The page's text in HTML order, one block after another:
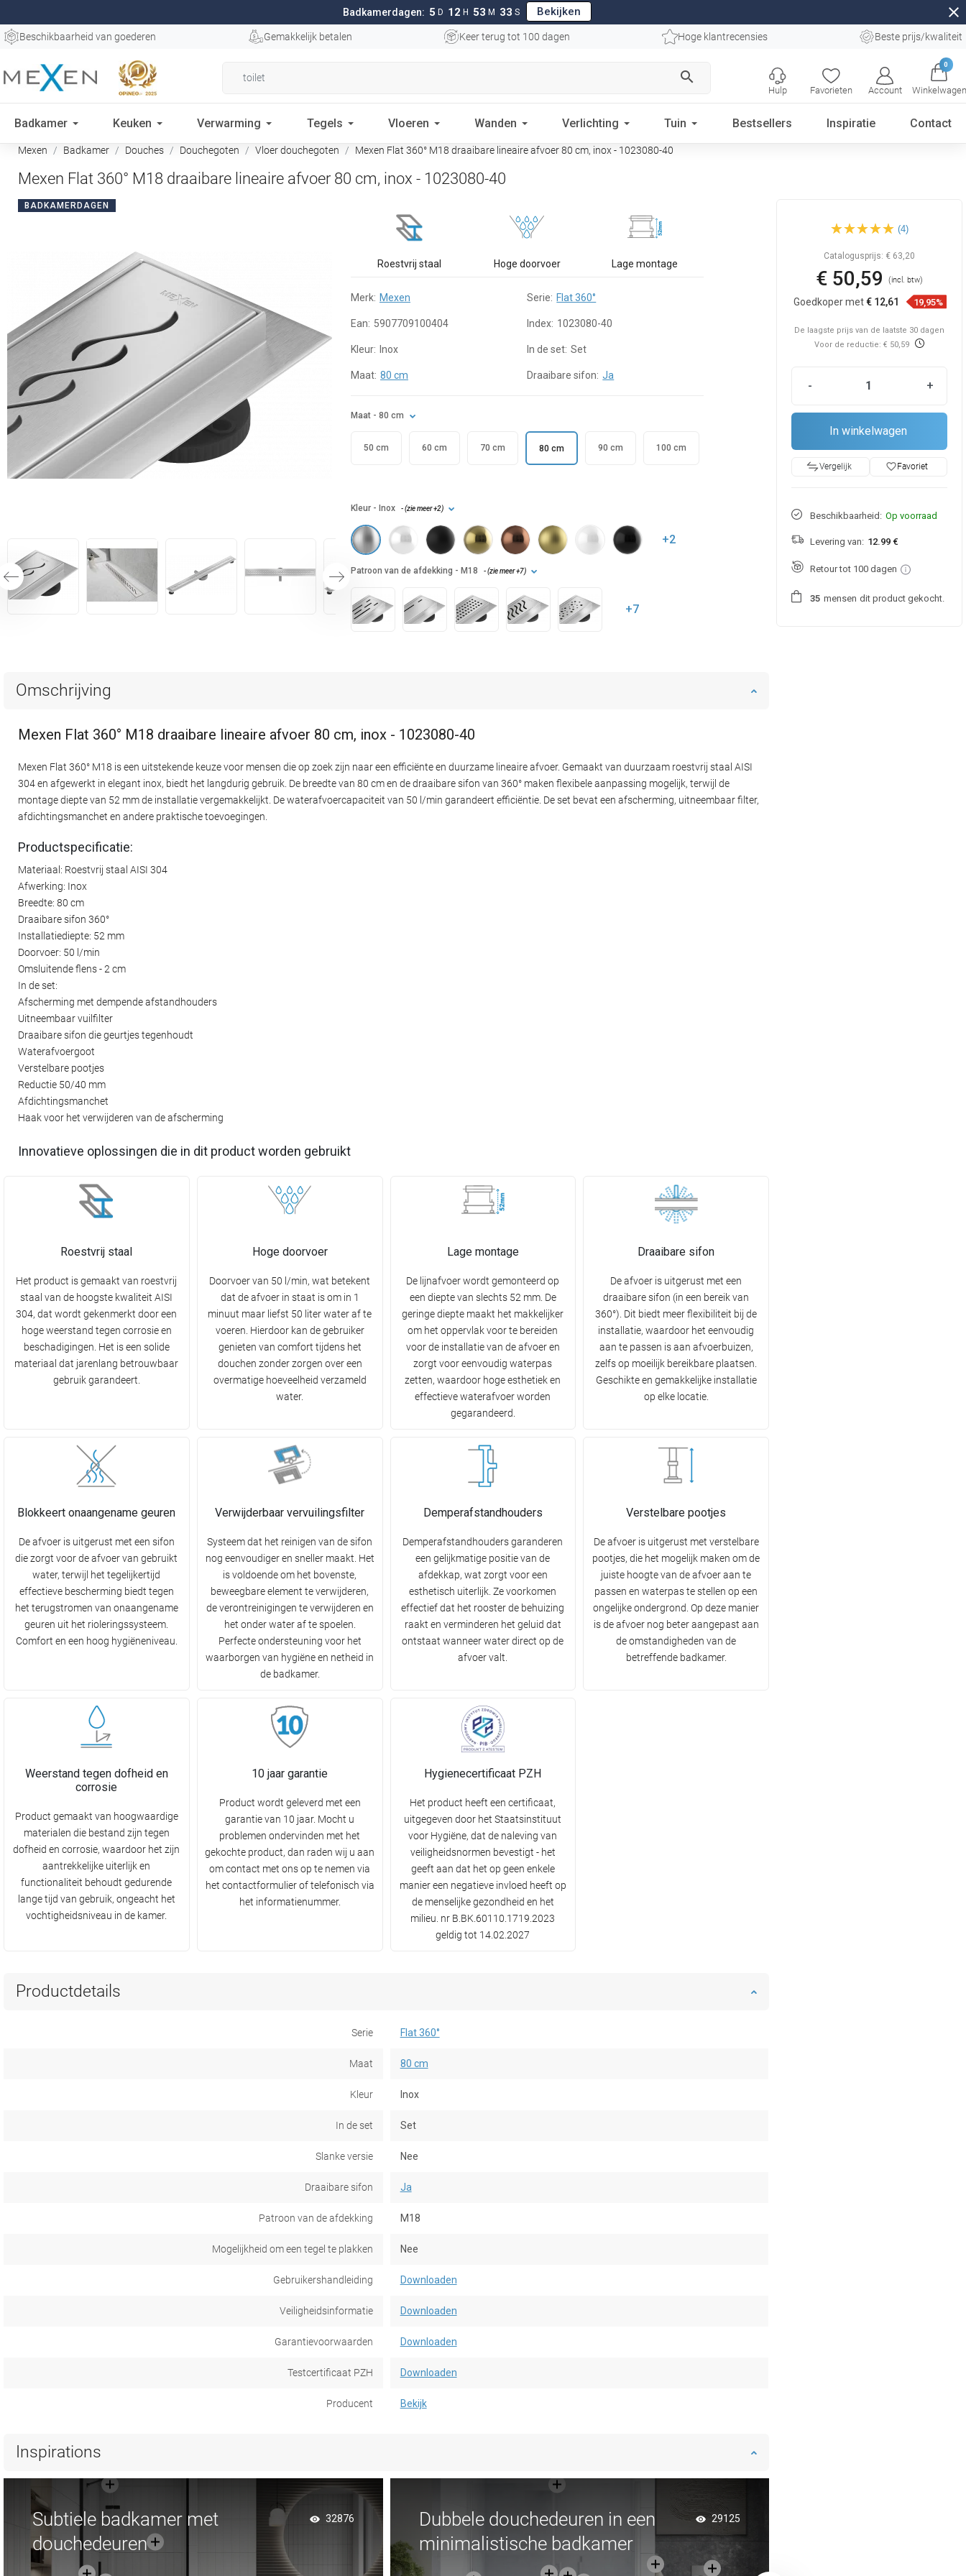
Badkamerdagen: 5 D 12 H 53 M 32 S Bekijken close
Beschikbaarheid van goederen Gemakkelijk betalen Keer terug tot 100 dagen Hoge klantrecensies Beste prijs/kwaliteit
search
Favorieten Account
0
Winkelwagen
Hulp
Badkamer Keuken Verwarming Tegels Vloeren Wanden Verlichting Tuin Bestsellers Inspiratie Contact
Mexen Badkamer Douches Douchegoten Vloer douchegoten Mexen Flat 360° M18 draaibare lineaire afvoer 80 cm, inox - 1023080-40
Mexen Flat 360° M18 draaibare lineaire afvoer 80 cm, inox - 1023080-40
BADKAMERDAGEN
Roestvrij staal Hoge doorvoer Lage montage
Merk: Mexen Serie: Flat 360°
Ean: 5907709100404 Index: 1023080-40
Kleur: Inox In de set: Set
Maat: 80 cm Draaibare sifon: Ja
Maat - 80 cm
50 cm 60 cm 70 cm 80 cm 90 cm 100 cm
Kleur - Inox - (zie meer+2)
+2
Patroon van de afdekking - M18 - (zie meer+7)
+7
Omschrijving
Mexen Flat 360° M18 draaibare lineaire afvoer 80 cm, inox - 1023080-40
Mexen Flat 360° M18 is een uitstekende keuze voor mensen die op zoek zijn naar een efficiënte en duurzame lineaire afvoer. Gemaakt van duurzaam roestvrij staal AISI
304 en afgewerkt in elegant inox, biedt het langdurig gebruik. De breedte van 80 cm en de draaibare sifon van 360° maken flexibele aanpassing mogelijk, terwijl de
montage diepte van 52 mm de installatie vergemakkelijkt. De waterafvoercapaciteit van 50 l/min garandeert efficiëntie. De set bevat een afscherming, uitneembaar filter,
afdichtingsmanchet en andere praktische toevoegingen.
Productspecificatie:
Materiaal: Roestvrij staal AISI 304
Afwerking: Inox
Breedte: 80 cm
Draaibare sifon 360°
Installatiediepte: 52 mm
Doorvoer: 50 l/min
Omsluitende flens - 2 cm
In de set:
Afscherming met dempende afstandhouders
Uitneembaar vuilfilter
Draaibare sifon die geurtjes tegenhoudt
Waterafvoergoot
Verstelbare pootjes
Reductie 50/40 mm
Afdichtingsmanchet
Haak voor het verwijderen van de afscherming
Innovatieve oplossingen die in dit product worden gebruikt
Roestvrij staal
Het product is gemaakt van roestvrij
staal van de hoogste kwaliteit AISI
304, dat wordt gekenmerkt door een
hoge weerstand tegen corrosie en
beschadigingen. Het is een solide
materiaal dat jarenlang betrouwbaar
gebruik garandeert.
Hoge doorvoer
Doorvoer van 50 l/min, wat betekent
dat de afvoer in staat is om in 1
minuut maar liefst 50 liter water af te
voeren. Hierdoor kan de gebruiker
genieten van comfort tijdens het
douchen zonder zorgen over een
overmatige hoeveelheid verzameld
water.
Lage montage
De lijnafvoer wordt gemonteerd op
een diepte van slechts 52 mm. De
geringe diepte maakt het makkelijker
om het oppervlak voor te bereiden
voor de installatie van de afvoer en
zorgt voor eenvoudig waterpas
zetten, waardoor hoge esthetiek en
effectieve waterafvoer worden
gegarandeerd.
Draaibare sifon
De afvoer is uitgerust met een
draaibare sifon (in een bereik van
360°). Dit biedt meer flexibiliteit bij de
installatie, waardoor het eenvoudig
aan te passen is aan afvoerbuizen,
zelfs op moeilijk bereikbare plaatsen.
Geschikte en gemakkelijke installatie
op elke locatie.
Blokkeert onaangename geuren
De afvoer is uitgerust met een sifon
die zorgt voor de afvoer van gebruikt
water, terwijl het tegelijkertijd
effectieve bescherming biedt tegen
het terugstromen van onaangename
geuren uit het rioleringssysteem.
Comfort en een hoog hygiëneniveau.
Verwijderbaar vervuilingsfilter
Systeem dat het reinigen van de sifon
nog eenvoudiger en sneller maakt. Het
is voldoende om het bovenste,
beweegbare element te verwijderen,
de verontreinigingen te verwijderen en
het onder water af te spoelen.
Perfecte ondersteuning voor het
waarborgen van hygiëne en netheid in
de badkamer.
Demperafstandhouders
Demperafstandhouders garanderen
een gelijkmatige positie van de
afdekkap, wat zorgt voor een
esthetisch uiterlijk. Ze voorkomen
effectief dat het rooster de behuizing
raakt en verminderen het geluid dat
ontstaat wanneer water direct op de
afvoer valt.
Verstelbare pootjes
De afvoer is uitgerust met verstelbare
pootjes, die het mogelijk maken om de
juiste hoogte van de afvoer aan te
passen en waterpas te stellen op een
ongelijke ondergrond. Op deze manier
is de afvoer nog beter aangepast aan
de omstandigheden van de
betreffende badkamer.
Weerstand tegen dofheid en
corrosie
Product gemaakt van hoogwaardige
materialen die bestand zijn tegen
dofheid en corrosie, waardoor het zijn
aantrekkelijke uiterlijk en
functionaliteit behoudt gedurende
lange tijd van gebruik, ongeacht het
vochtigheidsniveau in de kamer.
10 jaar garantie
Product wordt geleverd met een
garantie van 10 jaar. Mocht u
problemen ondervinden met het
gekochte product, dan raden wij u aan
om contact met ons op te nemen via
het contactformulier of telefonisch via
het informatienummer.
Hygienecertificaat PZH
Het product heeft een certificaat,
uitgegeven door het Staatsinstituut
voor Hygiëne, dat de naleving van
veiligheidsnormen bevestigt - het
geeft aan dat het op geen enkele
manier een negatieve invloed heeft op
de menselijke gezondheid en het
milieu. nr B.BK.60110.1719.2023
geldig tot 14.02.2027
Productdetails
Serie Flat 360°
Maat 80 cm
Kleur Inox
In de set Set
Slanke versie Nee
Draaibare sifon Ja
Patroon van de afdekking M18
Mogelijkheid om een tegel te plakken Nee
Gebruikershandleiding Downloaden
Veiligheidsinformatie Downloaden
Garantievoorwaarden Downloaden
Testcertificaat PZH Downloaden
Producent Bekijk
Inspirations
Subtiele badkamer met
douchedeuren
32876
Dubbele douchedeuren in een
minimalistische badkamer
29125
draaibare lineaire afvoer 80
(4)
Catalogusprijs: € 63,20
€ 50,59(incl. btw)
Goedkoper met€ 12,61 19,95%
De laagste prijs van de laatste 30 dagen
Voor de reductie: € 50,59
- +
In winkelwagen
Vergelijk favorite_borderFavoriet
Beschikbaarheid: Op voorraad
Levering van: 12.99 €
Retour tot 100 dagen
35 mensen dit product gekocht.